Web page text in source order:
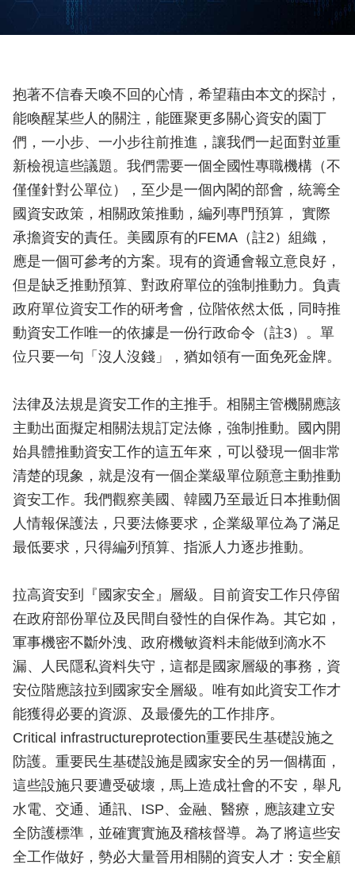
抱著不信春天喚不回的心情，希望藉由本文的探討，
能喚醒某些人的關注，能匯聚更多關心資安的園丁
們，一小步、一小步往前推進，讓我們一起面對並重
新檢視這些議題。我們需要一個全國性專職機構（不
僅僅針對公單位），至少是一個內閣的部會，統籌全
國資安政策，相關政策推動，編列專門預算， 實際
承擔資安的責任。美國原有的FEMA（註2）組織，
應是一個可參考的方案。現有的資通會報立意良好，
但是缺乏推動預算、對政府單位的強制推動力。負責
政府單位資安工作的研考會，位階依然太低，同時推
動資安工作唯一的依據是一份行政命令（註3）。單
位只要一句「沒人沒錢」，猶如領有一面免死金牌。
法律及法規是資安工作的主推手。相關主管機關應該
主動出面擬定相關法規訂定法條，強制推動。國內開
始具體推動資安工作的這五年來，可以發現一個非常
清楚的現象，就是沒有一個企業級單位願意主動推動
資安工作。我們觀察美國、韓國乃至最近日本推動個
人情報保護法，只要法條要求，企業級單位為了滿足
最低要求，只得編列預算、指派人力逐步推動。
拉高資安到『國家安全』層級。目前資安工作只停留
在政府部份單位及民間自發性的自保作為。其它如，
軍事機密不斷外洩、政府機敏資料未能做到滴水不
漏、人民隱私資料失守，這都是國家層級的事務，資
安位階應該拉到國家安全層級。唯有如此資安工作才
能獲得必要的資源、及最優先的工作排序。
Critical infrastructureprotection重要民生基礎設施之
防護。重要民生基礎設施是國家安全的另一個構面，
這些設施只要遭受破壞，馬上造成社會的不安，舉凡
水電、交通、通訊、ISP、金融、醫療，應該建立安
全防護標準，並確實實施及稽核督導。為了將這些安
全工作做好，勢必大量晉用相關的資安人才：安全顧